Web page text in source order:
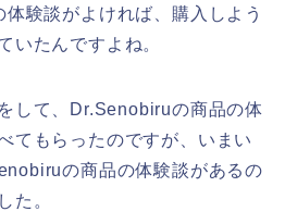
体験談がよければ、購入しよう
いたんですよね。
して、Dr.Senobiruの商品の体
てもらったのですが、いまい
の商品の体験談があるの
た。